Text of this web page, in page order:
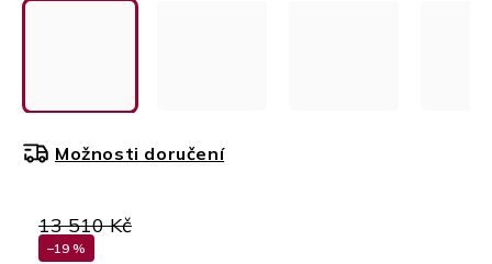
13 510 Kč
–19 %
Možnosti doručení